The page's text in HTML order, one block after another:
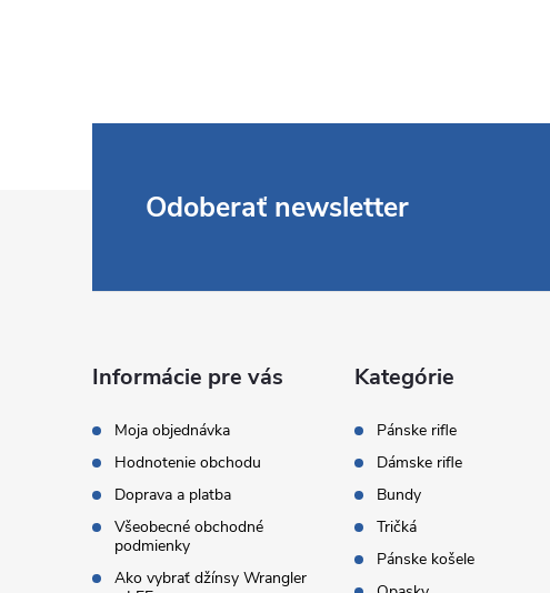
Odoberať newsletter
Informácie pre vás
Moja objednávka
Hodnotenie obchodu
Doprava a platba
Všeobecné obchodné
podmienky
Ako vybrať džínsy Wrangler
Kategórie
Pánske rifle
Dámske rifle
Bundy
Tričká
Pánske košele